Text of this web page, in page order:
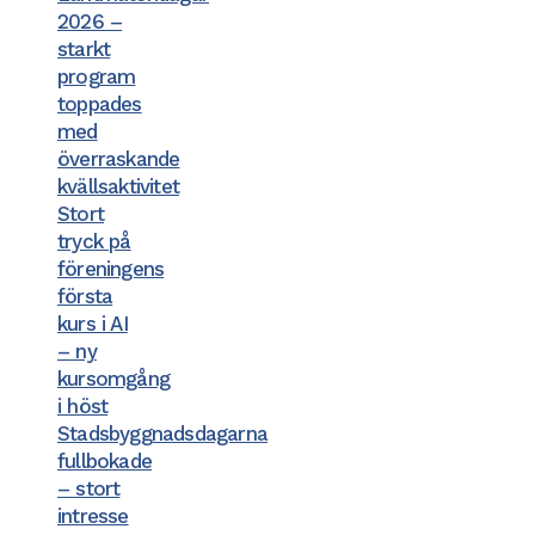
2026 –
starkt
program
toppades
med
överraskande
kvällsaktivitet
Stort
tryck på
föreningens
första
kurs i AI
– ny
kursomgång
i höst
Stadsbyggnadsdagarna
fullbokade
– stort
intresse